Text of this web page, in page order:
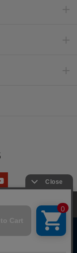
ためにCookieを使用
同意したものとみな